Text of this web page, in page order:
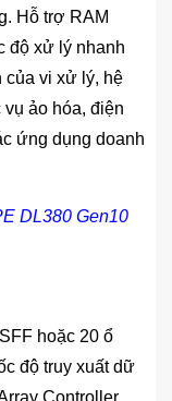
Hỗ trợ RAM
độ xử lý nhanh
của vi xử lý, hệ
ảo hóa, điện
ứng dụng doanh
DL380 Gen10
hoặc 20 ổ
độ truy xuất dữ
Controller,